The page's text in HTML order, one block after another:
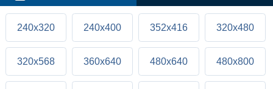
240x320 240x400 352x416 320x480
320x568 360x640 480x640 480x800